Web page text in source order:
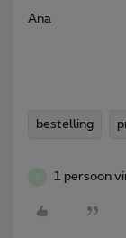
Ana
bestelling
1 persoon